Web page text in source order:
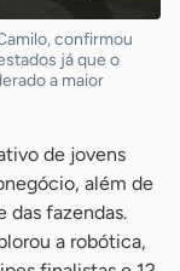
confirmou
já que o
a maior
de jovens
além de
das fazendas.
a robótica,